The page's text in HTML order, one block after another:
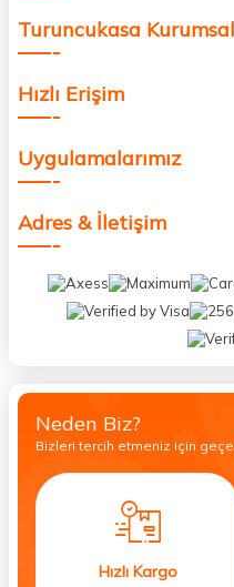
Turuncukasa Kurumsal
Hızlı Erişim
Uygulamalarımız
Adres & İletişim
Neden Biz?
Bizleri tercih etmeniz için
Hızlı Kargo